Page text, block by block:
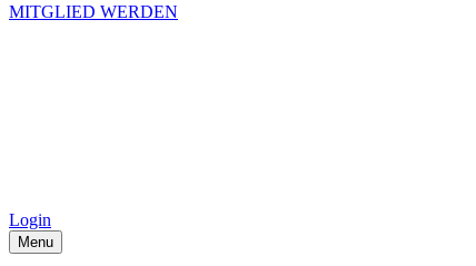
MITGLIED WERDEN
Login
Menu